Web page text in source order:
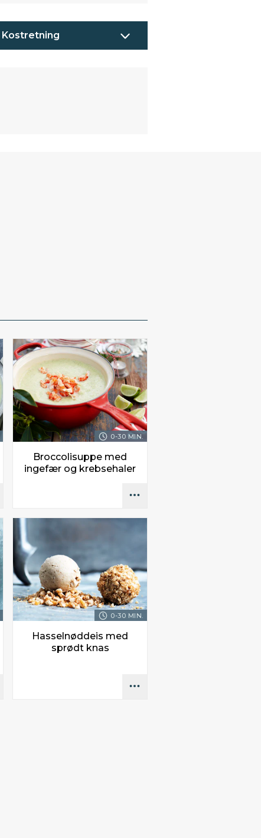
Kostretning
0-30 MIN.
Broccolisuppe med
ingefær og krebsehaler
0-30 MIN.
Hasselnøddeis med
sprødt knas